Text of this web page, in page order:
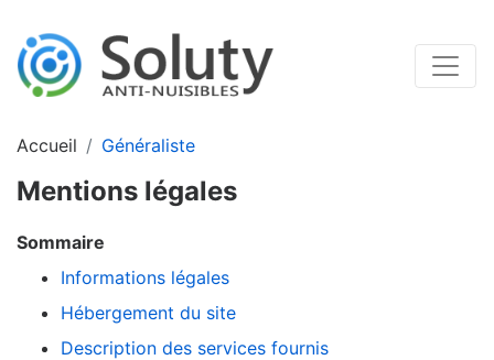
Accueil Généraliste
Mentions légales
Sommaire
Informations légales
Hébergement du site
Description des services fournis